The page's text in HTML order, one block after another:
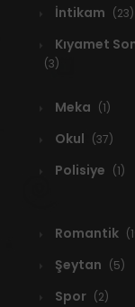
İntikam (23)
Kıyamet
(3)
Meka (1)
Okul (37)
Polisiye (1)
Romantik
Şeytan (5)
Spor (2)